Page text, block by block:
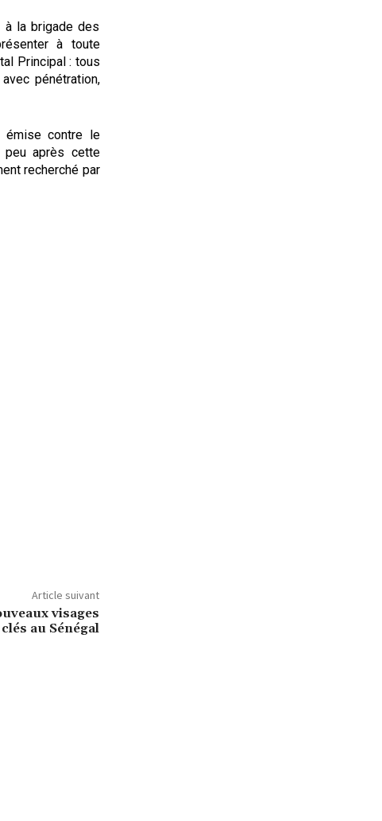
à la brigade des
à toute
Principal : tous
pénétration,
émise contre le
peu après cette
recherché par
Article suivant
visages
au Sénégal